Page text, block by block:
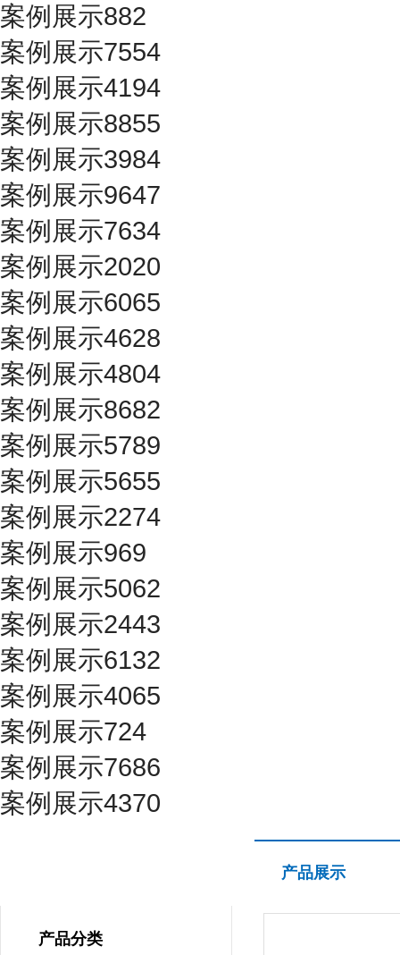
案例展示882
案例展示7554
案例展示4194
案例展示8855
案例展示3984
案例展示9647
案例展示7634
案例展示2020
案例展示6065
案例展示4628
案例展示4804
案例展示8682
案例展示5789
案例展示5655
案例展示2274
案例展示969
案例展示5062
案例展示2443
案例展示6132
案例展示4065
案例展示724
案例展示7686
案例展示4370
产品分类
产品展示